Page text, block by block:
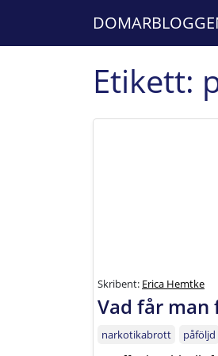
Etikett:
Skribent: Erica Hemtke
Vad får
narkotikabrott påföljd